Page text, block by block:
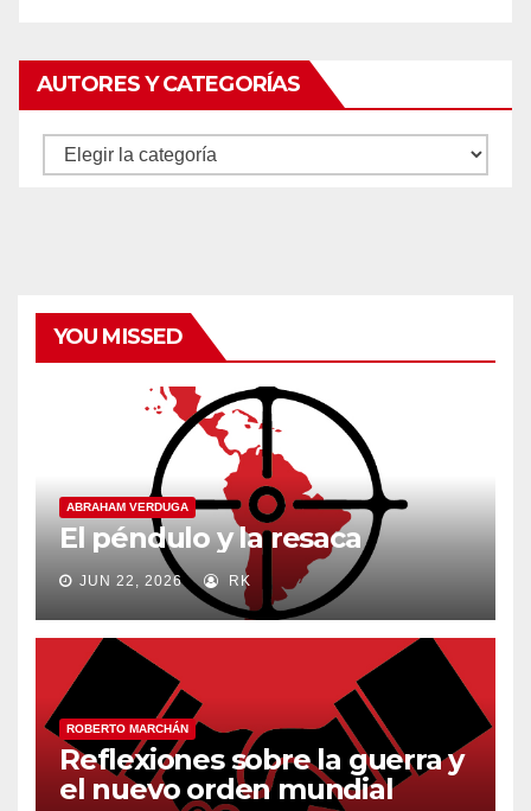
AUTORES Y CATEGORÍAS
Autores
YOU MISSED
ABRAHAM VERDUGA
El péndulo y la resaca
JUN 22, 2026 RK
ROBERTO MARCHÁN
Reflexiones sobre la guerra y
el nuevo orden mundial